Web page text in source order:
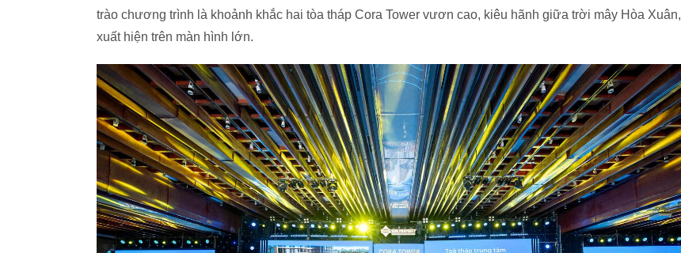
trào chương trình là khoảnh khắc hai tòa tháp Cora Tower vươn cao, kiêu hãnh giữa trời mây Hòa Xuân,
xuất hiện trên màn hình lớn.